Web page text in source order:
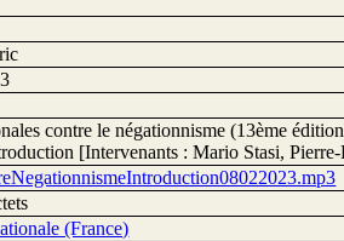
contre le négationnisme (13ème
[Intervenants : Mario Stasi,
(France)